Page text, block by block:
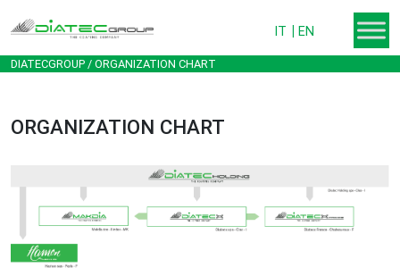
IT EN
DIATECGROUP / ORGANIZATION CHART
ORGANIZATION CHART